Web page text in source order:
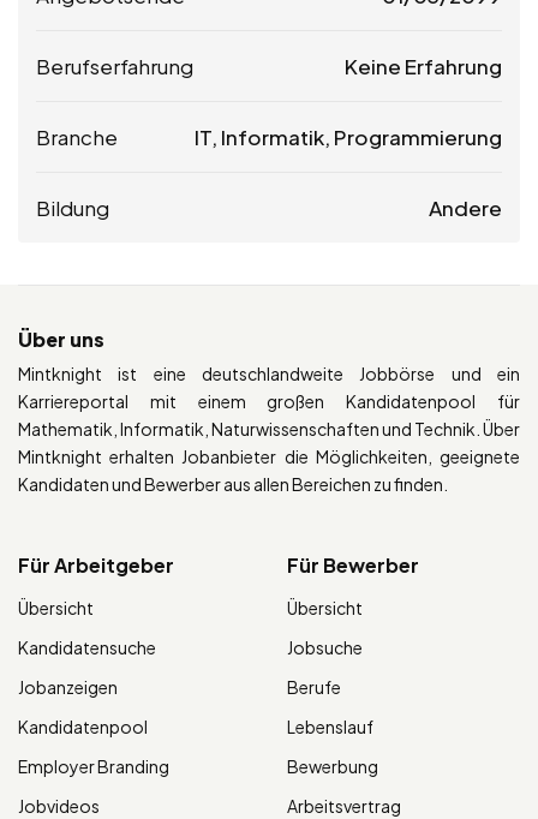
Berufserfahrung Keine Erfahrung
Branche IT, Informatik, Programmierung
Bildung Andere
Über uns
Mintknight ist eine deutschlandweite Jobbörse und ein
Karriereportal mit einem großen Kandidatenpool für
Mathematik, Informatik, Naturwissenschaften und Technik. Über
Mintknight erhalten Jobanbieter die Möglichkeiten, geeignete
Kandidaten und Bewerber aus allen Bereichen zu finden.
Für Arbeitgeber
Übersicht
Kandidatensuche
Jobanzeigen
Kandidatenpool
Employer Branding
Jobvideos
Für Bewerber
Übersicht
Jobsuche
Berufe
Lebenslauf
Bewerbung
Arbeitsvertrag